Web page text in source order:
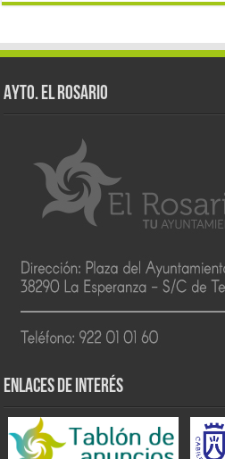
AYTO. EL ROSARIO
ENLACES DE INTERÉS